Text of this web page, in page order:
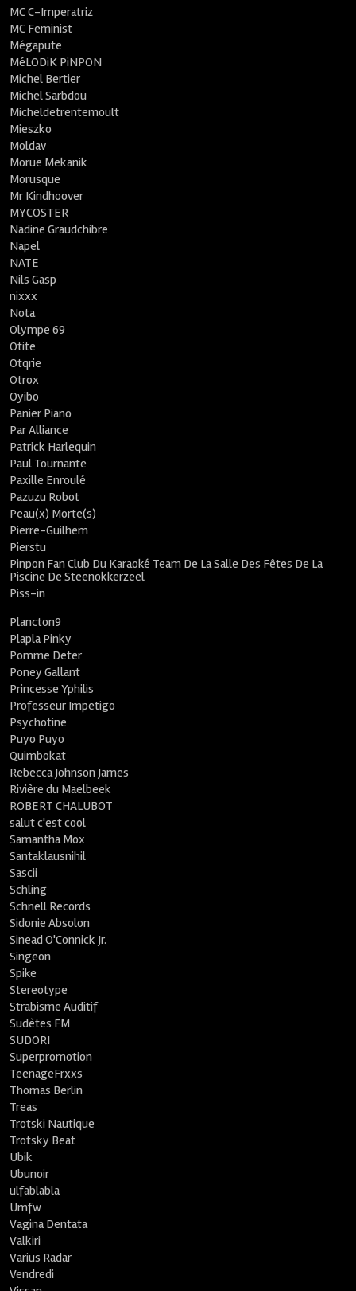
MC C-Imperatriz
MC Feminist
Mégapute
MéLODiK PiNPON
Michel Bertier
Michel Sarbdou
Micheldetrentemoult
Mieszko
Moldav
Morue Mekanik
Morusque
Mr Kindhoover
MYCOSTER
Nadine Graudchibre
Napel
NATE
Nils Gasp
nixxx
Nota
Olympe 69
Otite
Otqrie
Otrox
Oyibo
Panier Piano
Par Alliance
Patrick Harlequin
Paul Tournante
Paxille Enroulé
Pazuzu Robot
Peau(x) Morte(s)
Pierre-Guilhem
Pierstu
Pinpon Fan Club Du Karaoké Team De La Salle Des Fêtes De La
Piscine De Steenokkerzeel
Piss-in
Plancton9
Plapla Pinky
Pomme Deter
Poney Gallant
Princesse Yphilis
Professeur Impetigo
Psychotine
Puyo Puyo
Quimbokat
Rebecca Johnson James
Rivière du Maelbeek
ROBERT CHALUBOT
salut c'est cool
Samantha Mox
Santaklausnihil
Sascii
Schling
Schnell Records
Sidonie Absolon
Sinead O'Connick Jr.
Singeon
Spike
Stereotype
Strabisme Auditif
Sudètes FM
SUDORI
Superpromotion
TeenageFrxxs
Thomas Berlin
Treas
Trotski Nautique
Trotsky Beat
Ubik
Ubunoir
ulfablabla
Umfw
Vagina Dentata
Valkiri
Varius Radar
Vendredi